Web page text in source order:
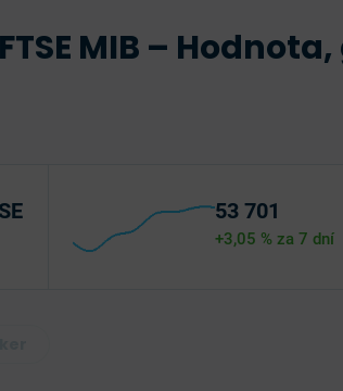
FTSE MIB –
53 701
+3,05 % za 7 dní